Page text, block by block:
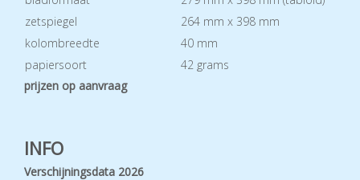
zetspiegel
264 mm x 398 mm
kolombreedte
40 mm
papiersoort
42 grams
prijzen op aanvraag
INFO
Verschijningsdata 2026